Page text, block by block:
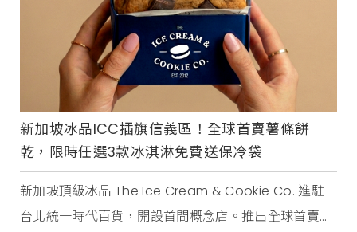
新加坡冰品ICC插旗信義區！全球首賣薯條餅
乾，限時任選3款冰淇淋免費送保冷袋
新加坡頂級冰品 The Ice Cream & Cookie Co. 進駐
台北統一時代百貨，開設首間概念店。推出全球首賣